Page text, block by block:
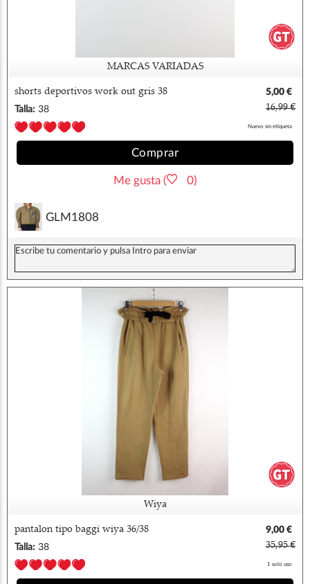
MARCAS VARIADAS
shorts deportivos work out gris 38
5,00 €
Talla: 38 16,99 €
Nuevo sin etiqueta
Comprar
Me gusta ( 0)
GLM1808
Wiya
pantalon tipo baggi wiya 36/38
9,00 €
Talla: 38 35,95 €
1 solo uso